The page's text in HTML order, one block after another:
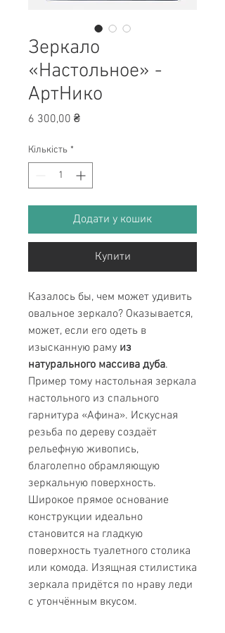
Зеркало
«Настольное» -
АртНико
6 300,00 ₴Ціна
Кількість *
Додати у кошик
Купити
Казалось бы, чем может удивить
овальное зеркало? Оказывается,
может, если его одеть в
изысканную раму из
натурального массива дуба.
Пример тому настольная зеркала
настольного из спального
гарнитура «Афина». Искусная
резьба по дереву создаёт
рельефную живопись,
благолепно обрамляющую
зеркальную поверхность.
Широкое прямое основание
конструкции идеально
становится на гладкую
поверхность туалетного столика
или комода. Изящная стилистика
зеркала придётся по нраву леди
с утончённым вкусом.